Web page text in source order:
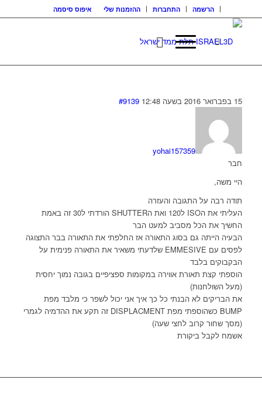
הרשמה התחברות ההזמנות שלי איפוס סיסמה
15 בפברואר 2016 בשעה 12:48 #9139
yohai157359
חבר
היי משה,
תודה רבה על התגובה והעזרה
העליתי את הISO ל120 ואת הSHUTTER הורדתי ל30 זה באמת
החשיך את הכל מסביב למעט הבר
הבעיה הייתה גם בסוג התאורה אז החלפתי את התאורה בבר התצוגה
לפסים עם EMMESIVE שלדעתי משאיר את התאורה פנימית על
הבקבוקים בלבד
הוספתי קצת תאורת אווירה במקומות ספציפיים בגובה נמוך יחסית
(מעל השולחנות)
את הבריקים לא הבנתי כל כך איך אני יכול לשפר כי מלבד מפת
BUMP כשהוספתי מפת DISPLACMENT זה תקע את ההדמיה לגמרי
(מסך שחור קרוב לחצי שעה)
אשמח לקבל ביקורת